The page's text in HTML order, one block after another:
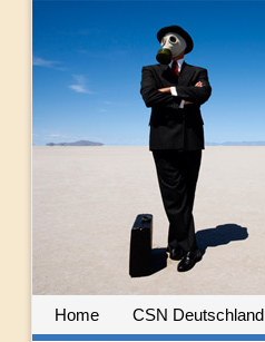
Home CSN Deutschland